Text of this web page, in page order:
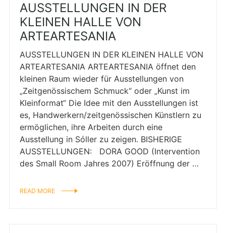
AUSSTELLUNGEN IN DER
KLEINEN HALLE VON
ARTEARTESANIA
AUSSTELLUNGEN IN DER KLEINEN HALLE VON
ARTEARTESANIA ARTEARTESANIA öffnet den
kleinen Raum wieder für Ausstellungen von
„Zeitgenössischem Schmuck“ oder „Kunst im
Kleinformat“ Die Idee mit den Ausstellungen ist
es, Handwerkern/zeitgenössischen Künstlern zu
ermöglichen, ihre Arbeiten durch eine
Ausstellung in Sóller zu zeigen. BISHERIGE
AUSSTELLUNGEN: DORA GOOD (Intervention
des Small Room Jahres 2007) Eröffnung der …
READ MORE